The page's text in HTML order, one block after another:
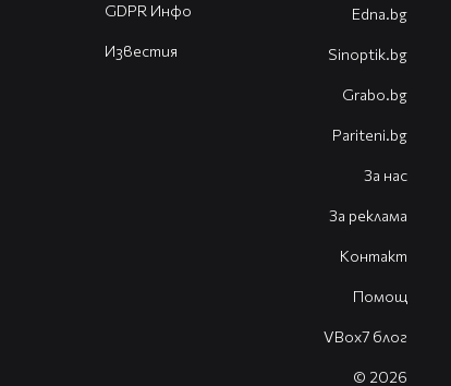
GDPR Инфо
Известия
Edna.bg
Sinoptik.bg
Grabo.bg
Pariteni.bg
За нас
За реклама
Контакт
Помощ
VBox7 блог
© 2026